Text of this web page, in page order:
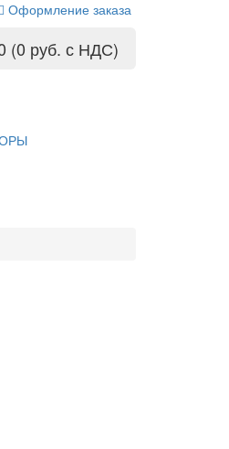
Оформление заказа
(0 руб. с НДС)